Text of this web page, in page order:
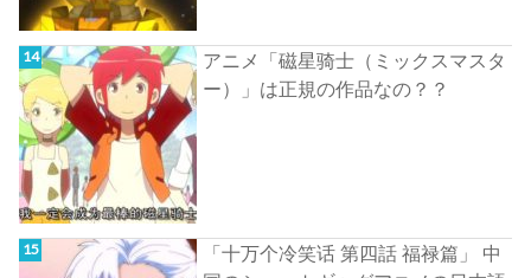
アニメ「磁星骑士（ミックスマスタ
ー）」は正規の作品なの？？
「十万个冷笑话 第四話 福禄篇」 中